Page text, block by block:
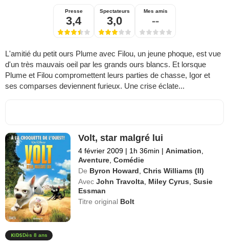
Presse
3,4
Spectateurs
3,0
Mes amis
--
L'amitié du petit ours Plume avec Filou, un jeune phoque, est vue
d'un très mauvais oeil par les grands ours blancs. Et lorsque
Plume et Filou compromettent leurs parties de chasse, Igor et
ses comparses deviennent furieux. Une crise éclate...
Volt, star malgré lui
4 février 2009 | 1h 36min | Animation
Aventure ,Comédie
De Byron Howard ,Chris Williams (II)
Avec John Travolta Miley Cyrus ,Susie
Essman
Titre original Bolt
Dès 8 ans